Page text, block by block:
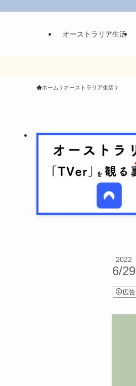
オーストラリア生活
ホーム オーストラリア生活
2022
6/29
広告